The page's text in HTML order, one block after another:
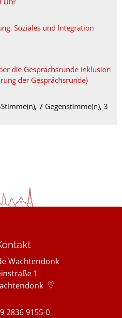
Soziales und Integration
die Gesprächsrunde Inklusion
der Gesprächsrunde)
7 Gegenstimme(n), 3
Wachtendonk
1
2836 9155-0